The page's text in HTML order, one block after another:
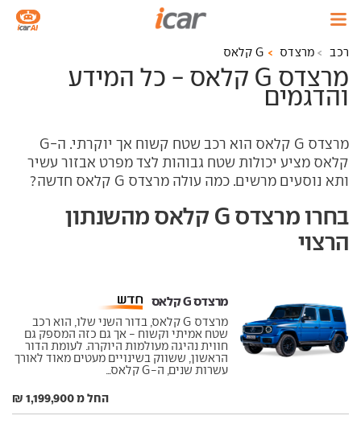
רכב מרצדס G קלאס
מרצדס G קלאס - כל המידע
והדגמים
מרצדס G קלאס הוא רכב שטח קשוח אך יוקרתי. ה-G
קלאס מציע יכולות שטח גבוהות לצד מפרט אבזור עשיר
ותא נוסעים מרשים. כמה עולה מרצדס G קלאס חדשה?
בחרו מרצדס G קלאס מהשנתון
הרצוי
מרצדס G קלאס ‏
מרצדס G קלאס, בדור השני שלו, הוא רכב
שטח אמיתי וקשוח - אך גם כזה המספק גם
חווית נהיגה מעולמות היוקרה. לעומת הדור
הראשון, ששווק בשינויים מעטים מאוד לאורך
עשרות שנים, ה-G קלאס...
החל מ 1,199,900 ₪